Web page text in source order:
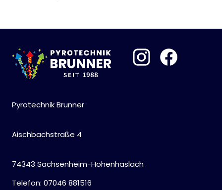
Pyrotechnik Brunner
Aischbachstraße 4
74343 Sachsenheim-Hohenhaslach
Telefon: 07046 881516